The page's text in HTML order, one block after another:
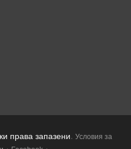
права запазени. Условия за